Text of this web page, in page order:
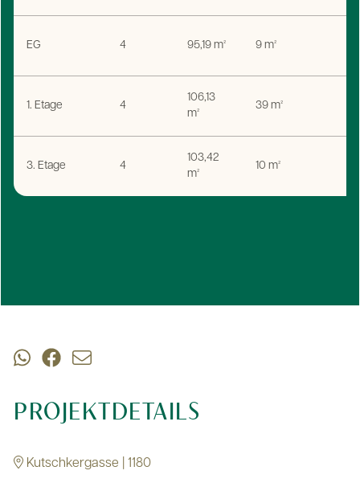
PROJEKTDETAILS
Kutschkergasse | 1180
EG 4 95,19 m² 9 m²
1. Etage 4
106,13
m²
39 m²
3. Etage 4
103,42
m²
10 m²